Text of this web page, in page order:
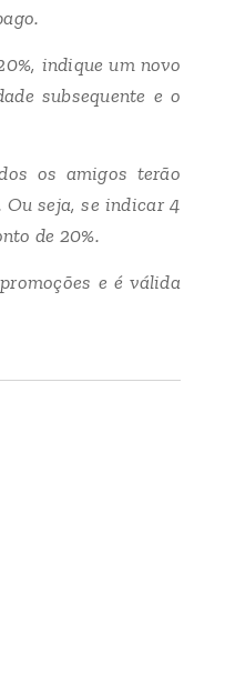
indique um novo
subsequente e o
os amigos terão
Ou seja, se indicar 4
de 20%.
e é válida